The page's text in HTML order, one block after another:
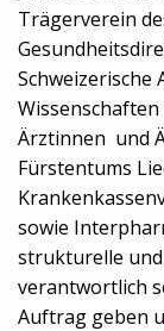
Trägerverein
Schweizerische
Wissenschaften
Ärztinnen und
Fürstentums
sowie
strukturelle
verantwortlich
Auftrag geben